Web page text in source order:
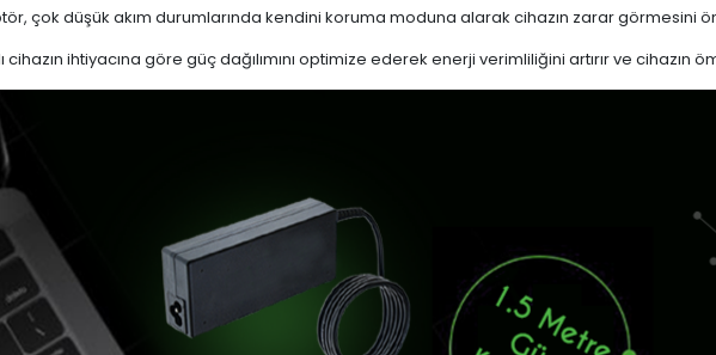
çok düşük akım durumlarında kendini koruma moduna alarak cihazın zarar görmesini
ihtiyacına göre güç dağılımını optimize ederek enerji verimliliğini artırır ve cihazın